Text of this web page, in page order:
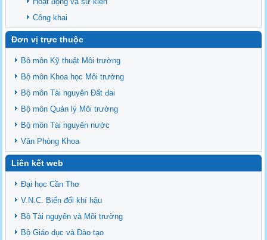
Công khai
Đơn vị trực thuộc
Bô môn Kỹ thuật Môi trường
Bộ môn Khoa học Môi trường
Bộ môn Tài nguyên Đất đai
Bộ môn Quản lý Môi trường
Bộ môn Tài nguyên nước
Văn Phòng Khoa
Liên kết web
Đại học Cần Thơ
V.N.C. Biến đổi khí hậu
Bộ Tài nguyên và Môi trường
Bộ Giáo dục và Đào tạo